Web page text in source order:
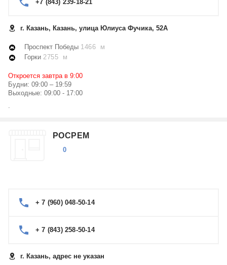
+7 (843) 239-18-21
г. Казань, Казань, улица Юлиуса Фучика, 52А
Проспект Победы 1466 м
Горки 2755 м
Откроется завтра в 9:00
Будни: 09:00 – 19:59
Выходные: 09:00 - 17:00
.
РОСРЕМ
0
+ 7 (960) 048-50-14
+ 7 (843) 258-50-14
г. Казань, адрес не указан